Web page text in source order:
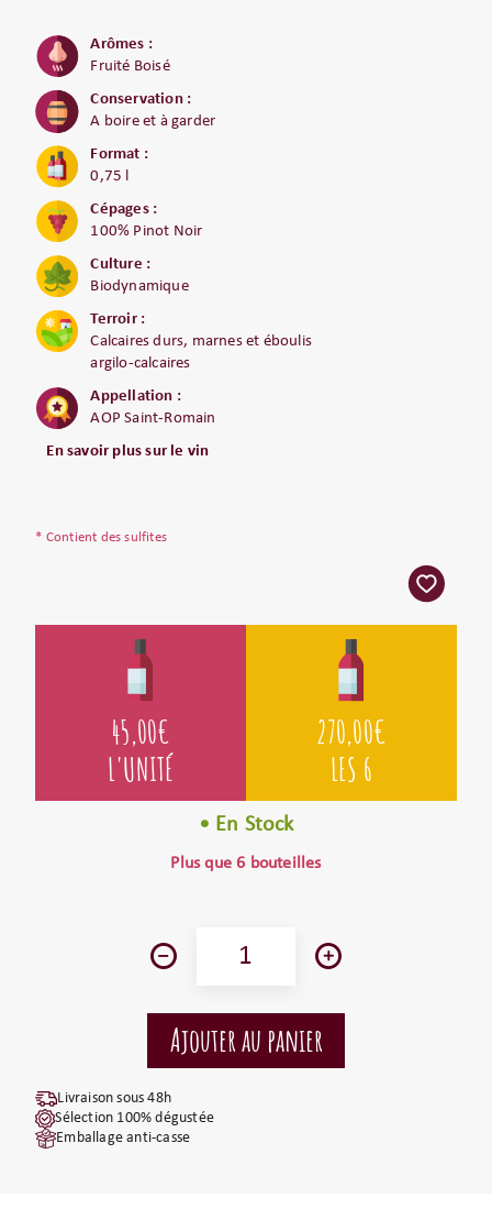
Arômes :
Fruité Boisé
Conservation :
A boire et à garder
Format :
0,75 l
Cépages :
100% Pinot Noir
Culture :
Biodynamique
Terroir :
Calcaires durs, marnes et éboulis
argilo-calcaires
Appellation :
AOP Saint-Romain
En savoir plus sur le vin
* Contient des sulfites
45,00€
L'UNITÉ
270,00€
LES 6
• En Stock
Plus que 6 bouteilles
Livraison sous 48h
Sélection 100% dégustée
Emballage anti-casse